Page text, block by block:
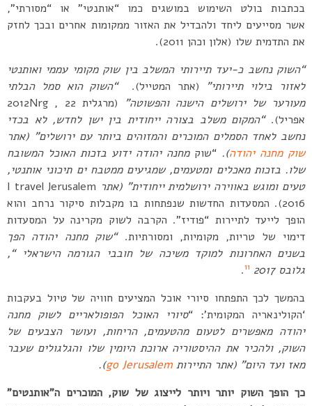
בכתבות בולט השימוש במושגים כמו “אותנטי” או “מסורתי”,
אשר מסייעים ליחד ולהבדיל את האזור ממקומות אחרים ובכך לחזק
את התדמית שלו (אלון וכהן 2011).
“השוק נחשב כ-יעד תיירותי המשלב בין שוק מקומי עממי ואותנטי
לאזור בילוי תיירותי” (אתר המטייל).“השוק הוא סמל הבלתי
מעורער של ירושלים הישנה והפשוטה”
(מרגלית 2012Nrg , 22
אפריל).“המקום משלב בצורה ייחודית בין ישן לחדש, לא בכדי
נחשב לאחד הסמלים המוכרים והמזוהים ביותר עם ירושלים” (אתר
שוק מחנה יהודה). “שוק מחנה יהודה ידוע בזכות האוכל המשובח
שלו. בזכות מאכלים ומטעמים, שמגיעים ממטבח ים תיכוני אותנטי,
טעים ומוגש באווירה ירושלמית ייחודית” (אתר I travel Jerusalem
2016). המסעדות החדשות שנפתחות בו מקבלות סיקור נרחב והוא
הופך לייעד לתיירות “פודיז”. הקרבה לשוק מקרינה על המסעדות
דימוי של טריות, מקומיות, ומסורתיות.“שוק מחנה יהודה הפך
בשנים האחרונות למוקד משיכה של חובבי הגורמה הישראלי “,
גלובס 2017
11
.
בהמשך לכך התפתחו סיורי אוכל המציעים חוויה של טיול בעקבות
‘הקולינאריה המקומית’: “סיורי האוכל הפופולאריים לשוק מחנה
יהודה מאפשרים לטעום מהטעמים, הריחות, ועושר הצבעים של
השוק, ולהכיר את ההיסטוריה ארוכת היומין שלו והגלגולים שעבר
מאז ועד היום” (אתר התיירות go Jerusalem
)
.
כך הופך השוק יותר ויותר לייצוג של שוק, המוכרים ה”אותנטים”